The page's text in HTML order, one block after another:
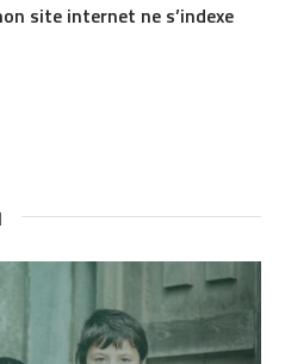
site internet ne s’indexe